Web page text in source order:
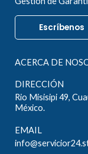
Escríbenos
ACERCA DE
DIRECCIÓN
Rio Misisipi 49,
México.
EMAIL